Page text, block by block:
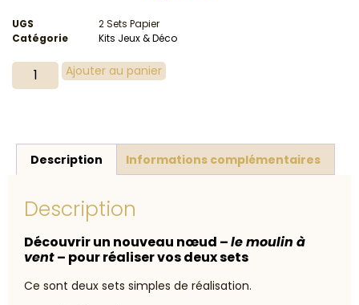
UGS
2 Sets Papier
Catégorie
Kits Jeux & Déco
Ajouter au panier
Description Informations complémentaires
Description
Découvrir un nouveau nœud –le moulin à
vent– pour réaliser vos deux sets
Ce sont deux sets simples de réalisation.